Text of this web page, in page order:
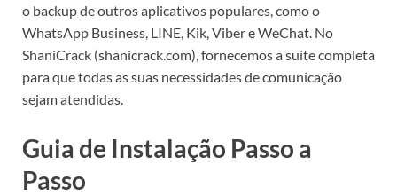
o backup de outros aplicativos populares, como o
WhatsApp Business, LINE, Kik, Viber e WeChat. No
ShaniCrack (shanicrack.com), fornecemos a suíte completa
para que todas as suas necessidades de comunicação
sejam atendidas.
Guia de Instalação Passo a
Passo